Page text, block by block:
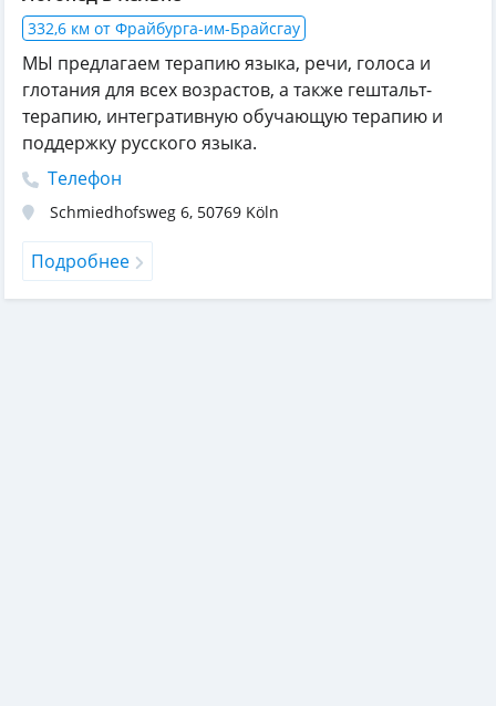
332,6 км от Фрайбурга-им-Брайсгау
МЫ предлагаем терапию языка, речи, голоса и
глотания для всех возрастов, а также гештальт-
терапию, интегративную обучающую терапию и
поддержку русского языка.
Телефон
Schmiedhofsweg 6, 50769 Köln
Подробнее